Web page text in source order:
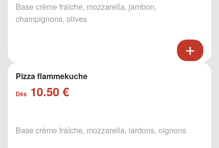
Base crème fraîche, mozzarella, jambon,
champignons, olives
Pizza flammekuche
Dès 10.50 €
Base crème fraîche, mozzarella, lardons, oignons